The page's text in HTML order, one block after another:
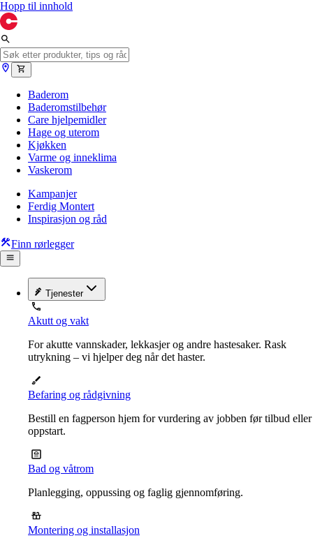
Hopp til innhold
Baderom
Baderomstilbehør
Care hjelpemidler
Hage og uterom
Kjøkken
Varme og inneklima
Vaskerom
Kampanjer
Ferdig Montert
Inspirasjon og råd
Finn rørlegger
Tjenester
Akutt og vakt
For akutte vannskader, lekkasjer og andre hastesaker. Rask
utrykning – vi hjelper deg når det haster.
Befaring og rådgivning
Bestill en fagperson hjem for vurdering av jobben før tilbud eller
oppstart.
Bad og våtrom
Planlegging, oppussing og faglig gjennomføring.
Montering og installasjon